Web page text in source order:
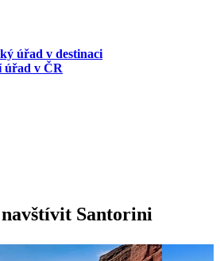
úřad v destinaci
úřad v ČR
Santorini